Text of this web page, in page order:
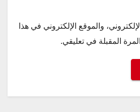
والموقع الإلكتروني في هذا
المقبلة في تعليقي.